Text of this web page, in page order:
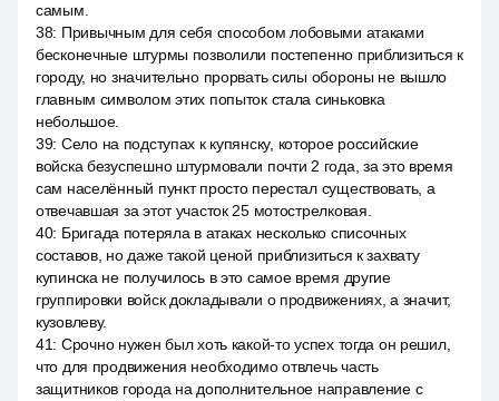
самым.
38: Привычным для себя способом лобовыми атаками
бесконечные штурмы позволили постепенно приблизиться к
городу, но значительно прорвать силы обороны не вышло
главным символом этих попыток стала синьковка
небольшое.
39: Село на подступах к купянску, которое российские
войска безуспешно штурмовали почти 2 года, за это время
сам населённый пункт просто перестал существовать, а
отвечавшая за этот участок 25 мотострелковая.
40: Бригада потеряла в атаках несколько списочных
составов, но даже такой ценой приблизиться к захвату
купинска не получилось в это самое время другие
группировки войск докладывали о продвижениях, а значит,
кузовлеву.
41: Срочно нужен был хоть какой-то успех тогда он решил,
что для продвижения необходимо отвлечь часть
защитников города на дополнительное направление с